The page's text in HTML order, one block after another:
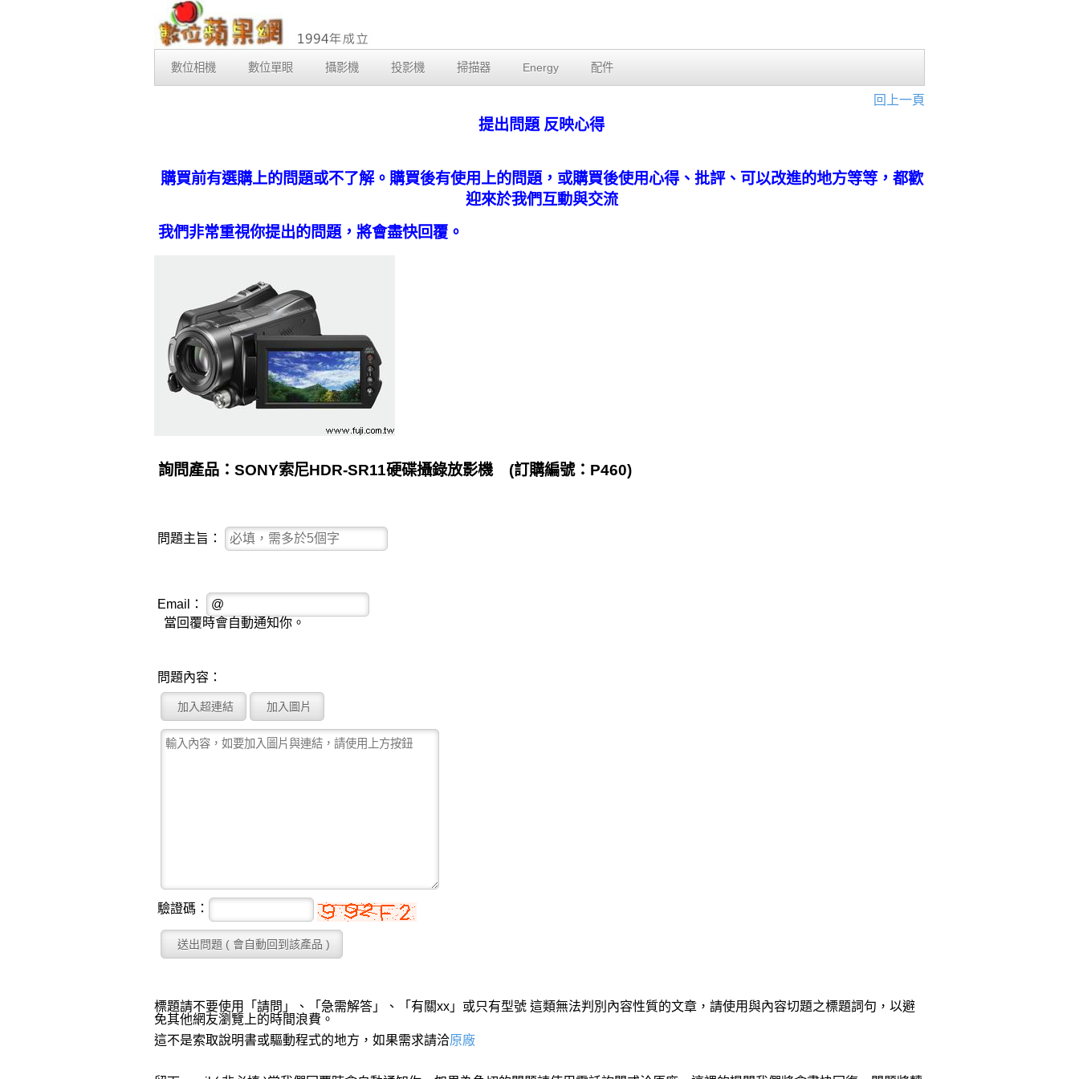
數位相機 數位單眼 攝影機 投影機 掃描器 Energy 配件
回上一頁
提出問題 反映心得
購買前有選購上的問題或不了解。購買後有使用上的問題，或購買後使用心得、批評、可以改進的地方等等，都歡
迎來於我們互動與交流
我們非常重視你提出的問題，將會盡快回覆。
詢問產品：SONY索尼HDR-SR11硬碟攝錄放影機 (訂購編號：P460)
問題主旨：
Email：
當回覆時會自動通知你。
問題內容：
驗證碼：
標題請不要使用「請問」、「急需解答」、「有關xx」或只有型號 這類無法判別內容性質的文章，請使用與內容切題之標題詞句，以避
免其他網友瀏覽上的時間浪費。
這不是索取說明書或驅動程式的地方，如果需求請洽原廠